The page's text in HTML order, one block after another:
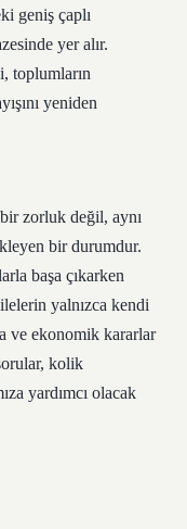
geniş çaplı
yer alır.
toplumların
yeniden
zorluk değil, aynı
bir durumdur.
başa çıkarken
yalnızca kendi
ve ekonomik kararlar
kolik
yardımcı olacak